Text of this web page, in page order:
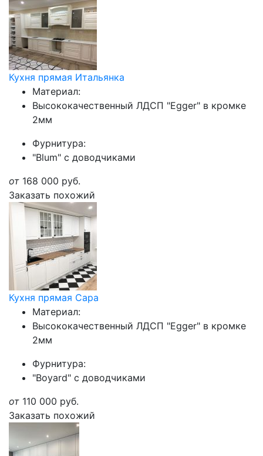
Кухня прямая Итальянка
Материал:
Высококачественный ЛДСП "Egger" в кромке
2мм
Фурнитура:
"Blum" с доводчиками
от 168 000 руб.
Заказать похожий
Кухня прямая Сара
Материал:
Высококачественный ЛДСП "Egger" в кромке
2мм
Фурнитура:
"Boyard" с доводчиками
от 110 000 руб.
Заказать похожий